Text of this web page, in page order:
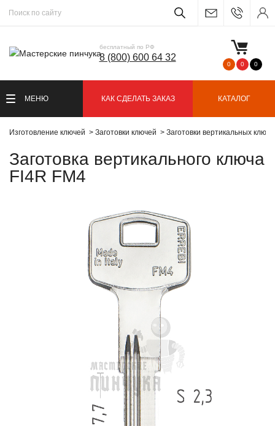
бесплатный по РФ
8 (800) 600 64 32
0 0 0
МЕНЮ КАК СДЕЛАТЬ ЗАКАЗ КАТАЛОГ
Изготовление ключей Заготовки ключей Заготовки вертикальных
Заготовка вертикального ключа
FI4R FM4